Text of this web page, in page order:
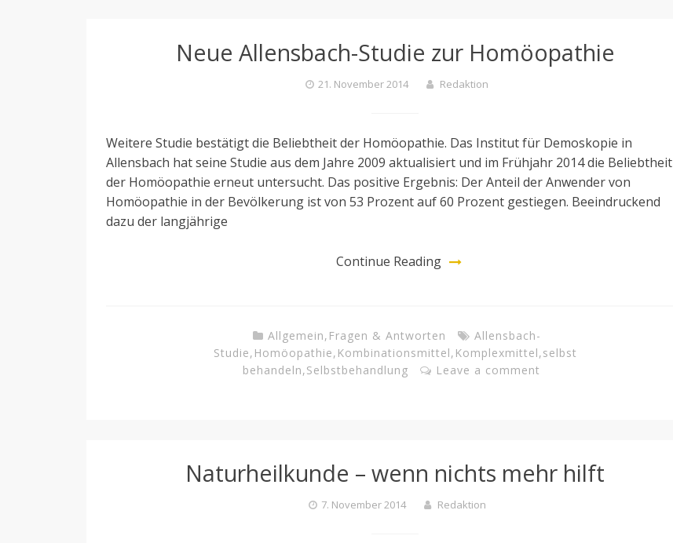
Neue Allensbach-Studie zur Homöopathie
21. November 2014 Redaktion
Weitere Studie bestätigt die Beliebtheit der Homöopathie. Das Institut für Demoskopie in
Allensbach hat seine Studie aus dem Jahre 2009 aktualisiert und im Frühjahr 2014 die Beliebtheit
der Homöopathie erneut untersucht. Das positive Ergebnis: Der Anteil der Anwender von
Homöopathie in der Bevölkerung ist von 53 Prozent auf 60 Prozent gestiegen. Beeindruckend
dazu der langjährige
Continue Reading
Allgemein, Fragen & Antworten
Allensbach-
Studie, Homöopathie, Kombinationsmittel, Komplexmittel,selbst
behandeln,Selbstbehandlung Leave a comment
Naturheilkunde – wenn nichts mehr hilft
7. November 2014 Redaktion